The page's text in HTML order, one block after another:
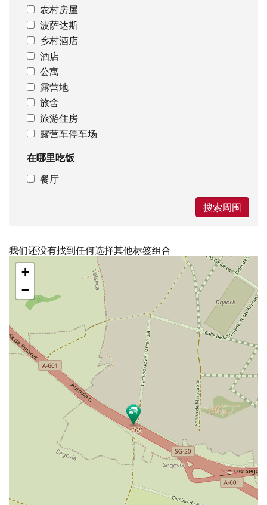
农村房屋
波萨达斯
乡村酒店
酒店
公寓
露营地
旅舍
旅游住房
露营车停车场
在哪里吃饭
餐厅
搜索周围
我们还没有找到任何选择其他标签组合
跳
地
图
+
−